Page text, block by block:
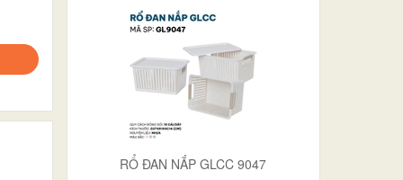
RỔ ĐAN NẮP GLCC 9047